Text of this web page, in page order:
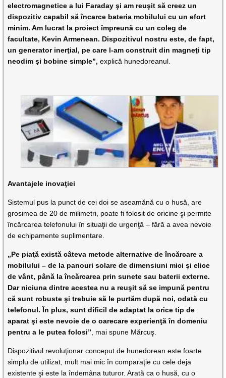
electromagnetice a lui Faraday şi am reuşit să creez un
dispozitiv capabil să încarce bateria mobilului cu un efort
minim. Am lucrat la proiect împreună cu un coleg de
facultate, Kevin Armenean. Dispozitivul nostru este, de fapt,
un generator inerţial, pe care l-am construit din magneţi tip
neodim şi bobine simple”, explică hunedoreanul.
Avantajele inovaţiei
Sistemul pus la punct de cei doi se aseamănă cu o husă, are
grosimea de 20 de milimetri, poate fi folosit de oricine şi permite
încărcarea telefonului în situaţii de urgenţă – fără a avea nevoie
de echipamente suplimentare.
„Pe piaţă există câteva metode alternative de încărcare a
mobilului – de la panouri solare de dimensiuni mici şi elice
de vânt, până la încărcarea prin sunete sau baterii externe.
Dar niciuna dintre acestea nu a reuşit să se impună pentru
că sunt robuste şi trebuie să le purtăm după noi, odată cu
telefonul. În plus, sunt dificil de adaptat la orice tip de
aparat şi este nevoie de o oarecare experienţă în domeniu
pentru a le putea folosi”, mai spune Mărcuş.
Dispozitivul revoluţionar conceput de hunedorean este foarte
simplu de utilizat, mult mai mic în comparaţie cu cele deja
existente şi este la îndemâna tuturor. Arată ca o husă, cu o